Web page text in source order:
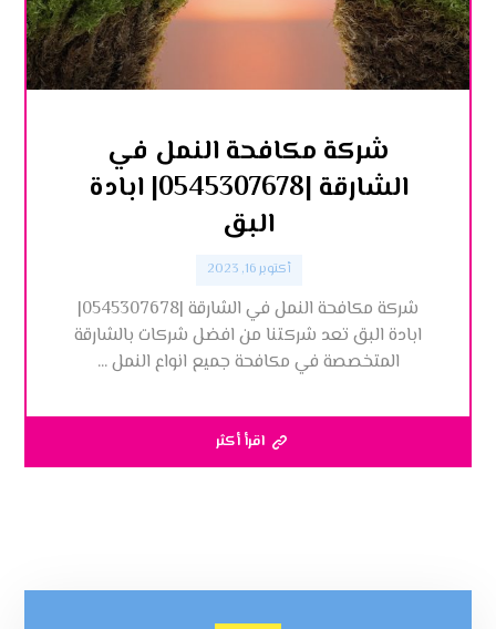
شركة مكافحة النمل في
الشارقة |0545307678| ابادة
البق
أكتوبر 16, 2023
شركة مكافحة النمل في الشارقة |0545307678|
ابادة البق تعد شركتنا من افضل شركات بالشارقة
المتخصصة في مكافحة جميع انواع النمل ...
اقرأ أكثر